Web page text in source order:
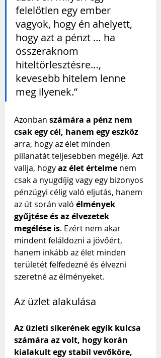
felelőtlen egy ember
vagyok, hogy én ahelyett,
hogy azt a pénzt … ha
összeraknom
hiteltörlesztésre…,
kevesebb hitelem lenne
meg ilyenek.”
Azonban számára a pénz nem
csak egy cél, hanem egy eszköz
arra, hogy az élet minden
pillanatát teljesebben megélje. Azt
vallja, hogy az élet értelme nem
csak a nyugdíjig vagy egy bizonyos
pénzügyi célig való eljutás, hanem
az út során való élmények
gyűjtése és az élvezetek
megélése is. Ezért nem akar
mindent feláldozni a jövőért,
hanem inkább az élet minden
területét felfedezné és élvezni
szeretné az élményeket.
Az üzlet alakulása
Az üzleti sikerének egyik kulcsa
számára az volt, hogy korán
kialakult egy stabil vevőköre,